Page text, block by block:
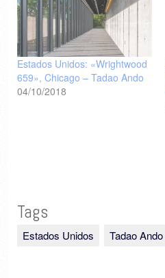
Estados Unidos: «Wrightwood
659», Chicago – Tadao Ando
04/10/2018
Tags
Estados Unidos Tadao Ando